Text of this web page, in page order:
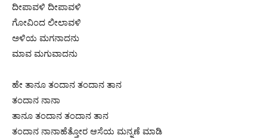
ದೀಪಾವಳಿ ದೀಪಾವಳಿ
ಗೋವಿಂದ ಲೀಲಾವಳಿ
ಅಳಿಯ ಮಗನಾದನು
ಮಾವ ಮಗುವಾದನು
ಹೇ ತಾನೂ ತಂದಾನ ತಂದಾನ ತಾನ
ತಂದಾನ ನಾನಾ
ತಾನೂ ತಂದಾನ ತಂದಾನ ತಾನ
ತಂದಾನ ನಾನಾಹೆತ್ತೋರ ಆಸೆಯ ಮನ್ನಣೆ ಮಾಡಿ